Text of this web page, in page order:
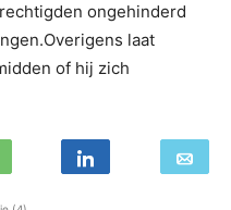
ongehinderd
laat
of hij zich